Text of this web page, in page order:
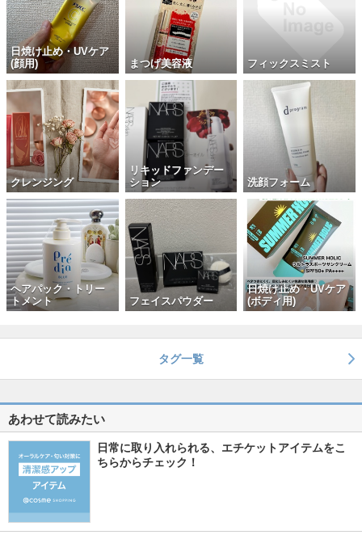
日焼け止め・UVケア
(顔用)
まつげ美容液 フィックスミスト
クレンジング
リキッドファンデー
ション
洗顔フォーム
ヘアパック・トリー
トメント
フェイスパウダー
日焼け止め・UVケア
(ボディ用)
タグ一覧
あわせて読みたい
日常に取り入れられる、エチケットアイテムをこ
ちらからチェック！